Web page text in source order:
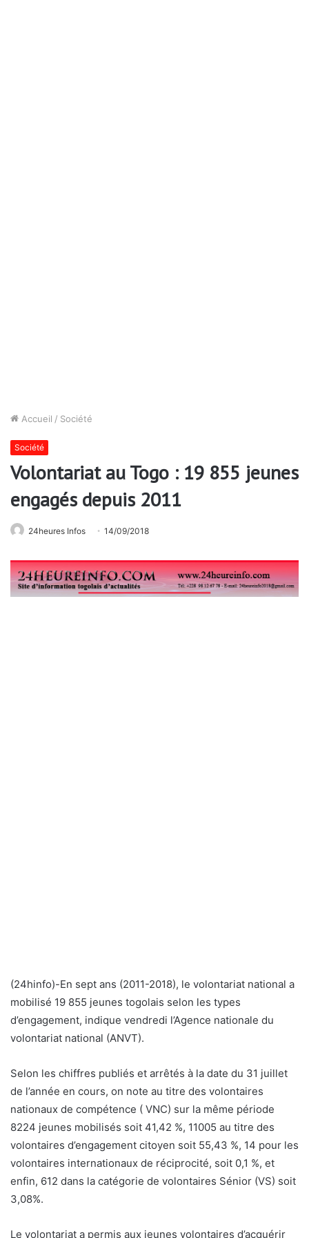
Accueil / Société
Société
Volontariat au Togo : 19 855 jeunes
engagés depuis 2011
24heures Infos 14/09/2018
(24hinfo)-En sept ans (2011-2018), le volontariat national a
mobilisé 19 855 jeunes togolais selon les types
d’engagement, indique vendredi l’Agence nationale du
volontariat national (ANVT).
Selon les chiffres publiés et arrêtés à la date du 31 juillet
de l’année en cours, on note au titre des volontaires
nationaux de compétence ( VNC) sur la même période
8224 jeunes mobilisés soit 41,42 %, 11005 au titre des
volontaires d’engagement citoyen soit 55,43 %, 14 pour les
volontaires internationaux de réciprocité, soit 0,1 %, et
enfin, 612 dans la catégorie de volontaires Sénior (VS) soit
3,08%.
Le volontariat a permis aux jeunes volontaires d’acquérir